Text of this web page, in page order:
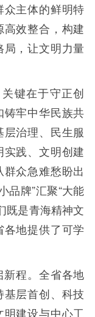
主体的鲜明特
效整合，构建
，让文明力量
键在于守正创
牢中华民族共
治理、民生服
践、文明创建
众急难愁盼出
品牌”汇聚“大能
既是青海精神文
地提供了可学
程。全省各地
层首创、科技
建设与中心工